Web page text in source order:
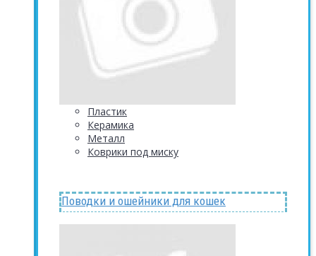
Пластик
Керамика
Металл
Коврики под миску
Поводки и ошейники для кошек